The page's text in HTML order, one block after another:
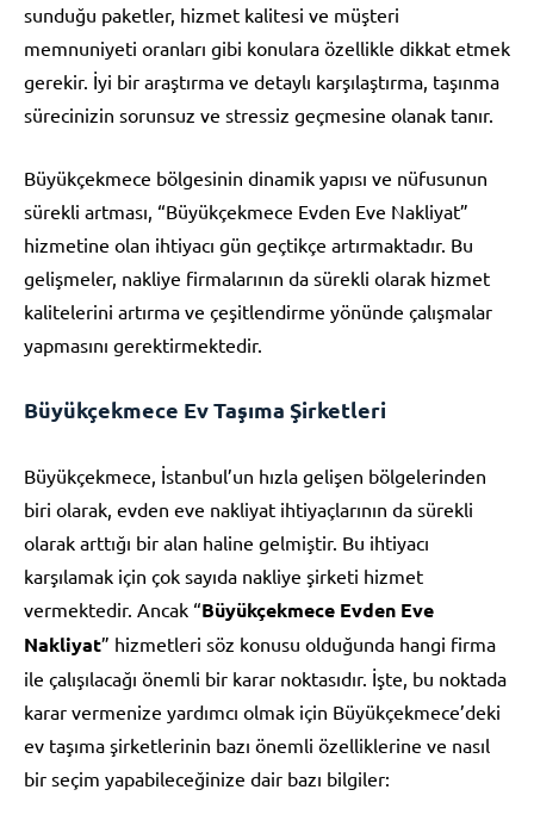
sunduğu paketler, hizmet kalitesi ve müşteri
memnuniyeti oranları gibi konulara özellikle dikkat etmek
gerekir. İyi bir araştırma ve detaylı karşılaştırma, taşınma
sürecinizin sorunsuz ve stressiz geçmesine olanak tanır.
Büyükçekmece bölgesinin dinamik yapısı ve nüfusunun
sürekli artması, “Büyükçekmece Evden Eve Nakliyat”
hizmetine olan ihtiyacı gün geçtikçe artırmaktadır. Bu
gelişmeler, nakliye firmalarının da sürekli olarak hizmet
kalitelerini artırma ve çeşitlendirme yönünde çalışmalar
yapmasını gerektirmektedir.
Büyükçekmece Ev Taşıma Şirketleri
Büyükçekmece, İstanbul’un hızla gelişen bölgelerinden
biri olarak, evden eve nakliyat ihtiyaçlarının da sürekli
olarak arttığı bir alan haline gelmiştir. Bu ihtiyacı
karşılamak için çok sayıda nakliye şirketi hizmet
vermektedir. Ancak “Büyükçekmece Evden Eve
Nakliyat” hizmetleri söz konusu olduğunda hangi firma
ile çalışılacağı önemli bir karar noktasıdır. İşte, bu noktada
karar vermenize yardımcı olmak için Büyükçekmece’deki
ev taşıma şirketlerinin bazı önemli özelliklerine ve nasıl
bir seçim yapabileceğinize dair bazı bilgiler: